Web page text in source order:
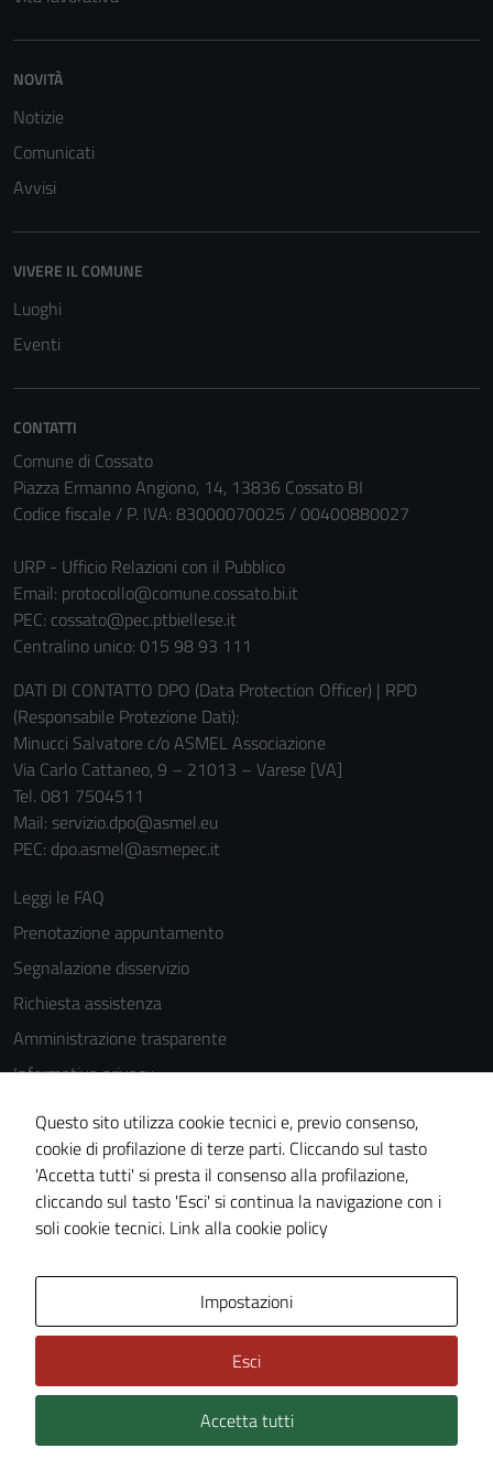
NOVITÀ
Notizie
Comunicati
Avvisi
VIVERE IL COMUNE
Luoghi
Eventi
CONTATTI
Comune di Cossato
Piazza Ermanno Angiono, 14, 13836 Cossato BI
Codice fiscale / P. IVA: 83000070025 / 00400880027
URP - Ufficio Relazioni con il Pubblico
Email: protocollo@comune.cossato.bi.it
PEC: cossato@pec.ptbiellese.it
Centralino unico: 015 98 93 111
DATI DI CONTATTO DPO (Data Protection Officer) | RPD
(Responsabile Protezione Dati):
Minucci Salvatore c/o ASMEL Associazione
Via Carlo Cattaneo, 9 – 21013 – Varese [VA]
Tel. 081 7504511
Mail: servizio.dpo@asmel.eu
PEC: dpo.asmel@asmepec.it
Leggi le FAQ
Prenotazione appuntamento
Segnalazione disservizio
Richiesta assistenza
Amministrazione trasparente
Informativa privacy
Cookie Policy
Note legali
Dichiarazione di accessibilità
Piano di miglioramento del sito
Technical Design s.r.l.
Questo sito utilizza cookie tecnici e, previo consenso,
cookie di profilazione di terze parti. Cliccando sul tasto
'Accetta tutti' si presta il consenso alla profilazione,
cliccando sul tasto 'Esci' si continua la navigazione con i
soli cookie tecnici. Link alla cookie policy
Impostazioni
Esci
Accetta tutti